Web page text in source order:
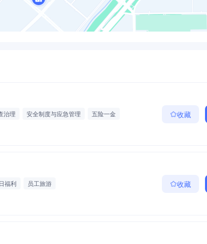
治理 安全制度与应急管理
五险一金
收藏
福利
员工旅游
收藏